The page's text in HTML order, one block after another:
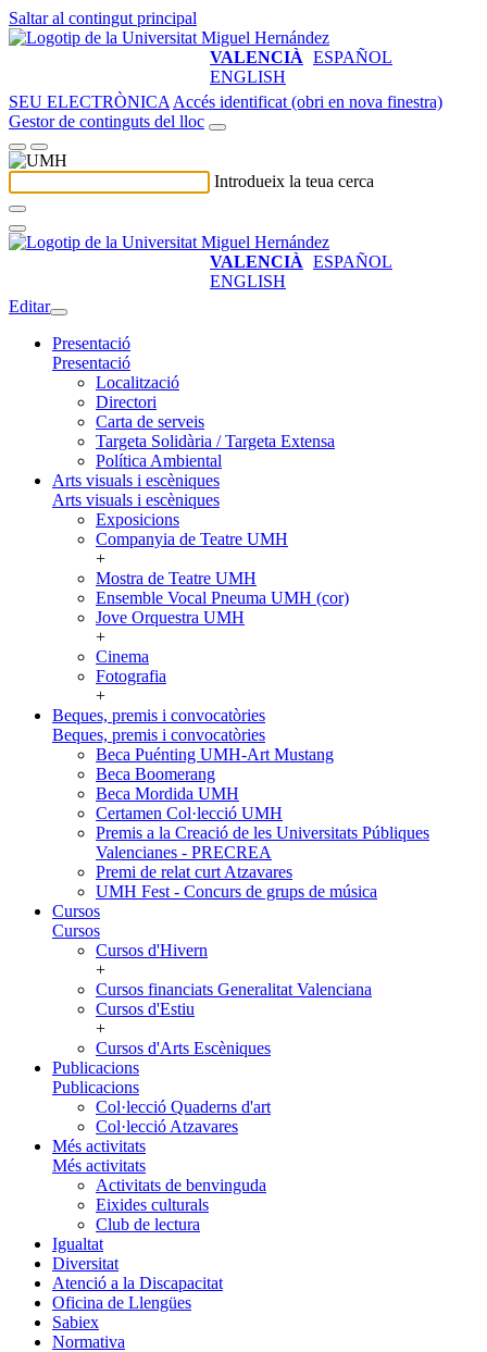
Saltar al contingut principal
VALENCIÀ ESPAÑOL
ENGLISH
SEU ELECTRÒNICA Accés identificat (obri en nova finestra)
Gestor de continguts del lloc
Introdueix la teua cerca
VALENCIÀ ESPAÑOL
ENGLISH
Editar
Presentació
Presentació
Localització
Directori
Carta de serveis
Targeta Solidària / Targeta Extensa
Política Ambiental
Arts visuals i escèniques
Arts visuals i escèniques
Exposicions
Companyia de Teatre UMH
+
Mostra de Teatre UMH
Ensemble Vocal Pneuma UMH (cor)
Jove Orquestra UMH
+
Cinema
Fotografia
+
Beques, premis i convocatòries
Beques, premis i convocatòries
Beca Puénting UMH-Art Mustang
Beca Boomerang
Beca Mordida UMH
Certamen Col·lecció UMH
Premis a la Creació de les Universitats Públiques
Valencianes - PRECREA
Premi de relat curt Atzavares
UMH Fest - Concurs de grups de música
Cursos
Cursos
Cursos d'Hivern
+
Cursos financiats Generalitat Valenciana
Cursos d'Estiu
+
Cursos d'Arts Escèniques
Publicacions
Publicacions
Col·lecció Quaderns d'art
Col·lecció Atzavares
Més activitats
Més activitats
Activitats de benvinguda
Eixides culturals
Club de lectura
Igualtat
Diversitat
Atenció a la Discapacitat
Oficina de Llengües
Sabiex
Normativa